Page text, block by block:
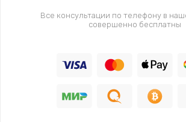
Все консультации по телефону в
совершенно бесплатны